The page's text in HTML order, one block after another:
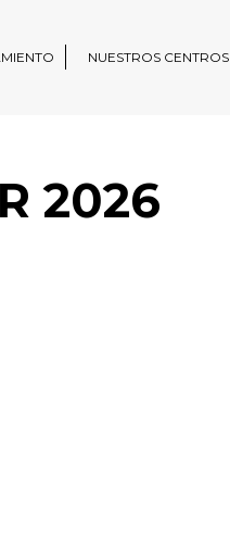
NUESTROS CENTROS
2026